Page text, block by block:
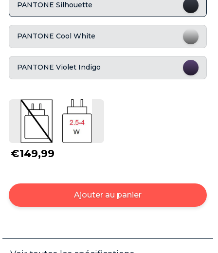
PANTONE Silhouette
PANTONE Cool White
PANTONE Violet Indigo
€149,99
Ajouter au panier